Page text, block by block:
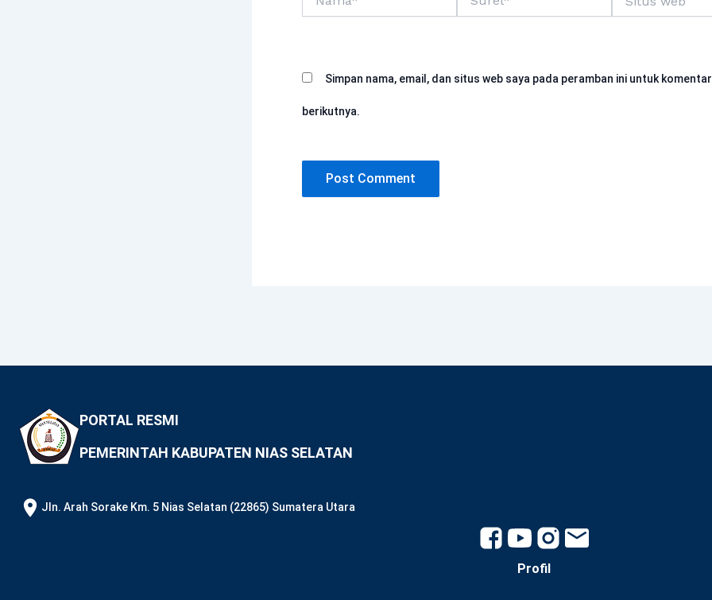
web
Simpan nama, email, dan situs web saya pada peramban ini untuk
berikutnya.
PORTAL RESMI
PEMERINTAH KABUPATEN NIAS SELATAN
JIn. Arah Sorake Km. 5 Nias Selatan (22865) Sumatera Utara
Profil